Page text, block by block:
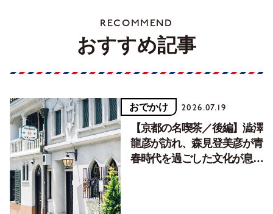
RECOMMEND
おすすめ記事
おでかけ 2026.07.19
【京都の名喫茶／後編】澁澤
龍彦が訪れ、森見登美彦が青
春時代を過ごした文化が息づ